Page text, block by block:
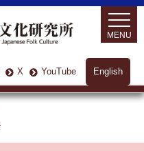
English
X YouTube
MENU